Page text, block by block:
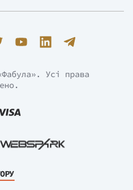
Усі права